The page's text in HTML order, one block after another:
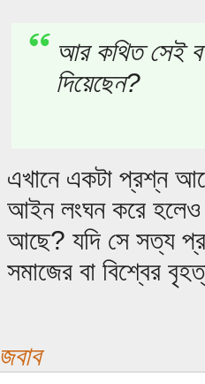
আর কথিত সেই
দিয়েছেন?
এখানে একটা প্রশ্ন
আইন লংঘন করে হলেও
আছে? যদি সে সত্য
সমাজের বা বিশ্বের
জবাব